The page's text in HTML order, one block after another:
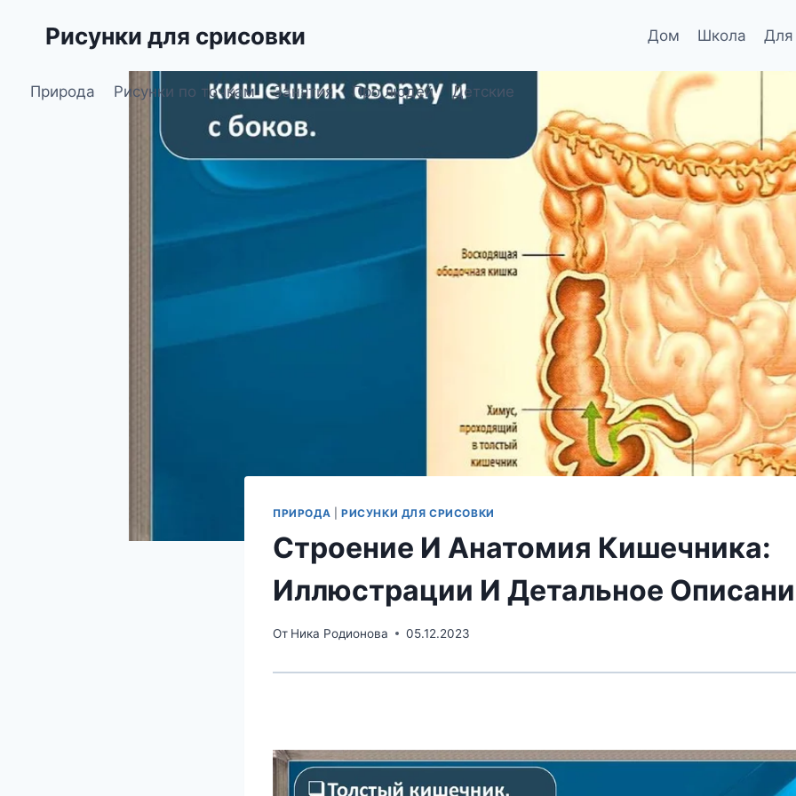
Рисунки для срисовки Дом Школа Для
Природа Рисунки по точкам Занятия Про людей Детские
ПРИРОДА РИСУНКИ ДЛЯ СРИСОВКИ
Строение И Анатомия Кишечника:
Иллюстрации И Детальное
От Ника Родионова 05.12.2023